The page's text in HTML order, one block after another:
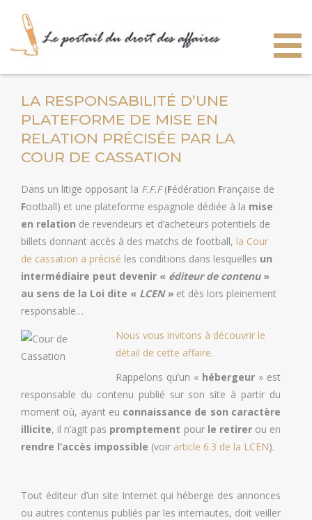
LA RESPONSABILITÉ D’UNE
PLATEFORME DE MISE EN
RELATION PRÉCISÉE PAR LA
COUR DE CASSATION
Dans un litige opposant la F.F.F(Fédération Française de
Football) et une plateforme espagnole dédiée à la mise
en relation de revendeurs et d’acheteurs potentiels de
billets donnant accès à des matchs de football, la Cour
de cassation a précisé les conditions dans lesquelles un
intermédiaire peut devenir « éditeur de contenu»
au sens de la Loi dite « LCEN » et dès lors pleinement
responsable…
Nous vous invitons à découvrir le
détail de cette affaire.
Rappelons qu’un « hébergeur » est
responsable du contenu publié sur son site à partir du
moment où, ayant eu connaissance de son caractère
illicite, il n’agit pas promptement pour le retirerou en
rendre l’accès impossible (voir article 6.3 de la LCEN).
Tout éditeur d’un site Internet qui héberge des annonces
ou autres contenus publiés par les internautes, doit veiller